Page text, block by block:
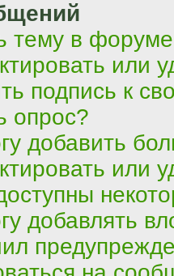
тему в
или
подпись к
опрос?
добавить
или
добавлять